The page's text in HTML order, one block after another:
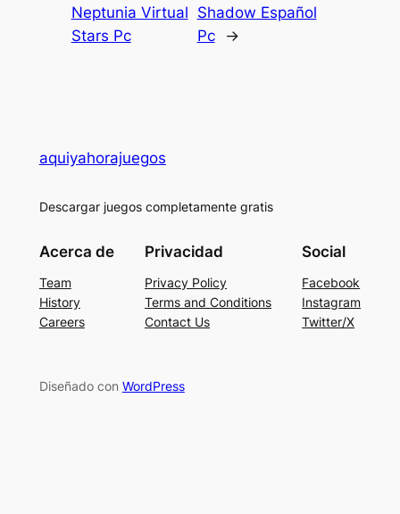
Neptunia Virtual
Stars Pc
Shadow Español
Pc
→
aquiyahorajuegos
Descargar juegos completamente gratis
Acerca de
Team
History
Careers
Privacidad
Privacy Policy
Terms and Conditions
Contact Us
Social
Facebook
Instagram
Twitter/X
Diseñado con WordPress